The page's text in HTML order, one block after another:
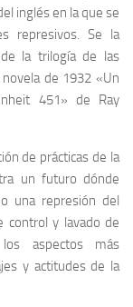
inglés en la que se
represivos. Se la
la trilogía de las
de 1932 «Un
451» de Ray
de prácticas de la
un futuro dónde
una represión del
control y lavado de
los aspectos más
y actitudes de la